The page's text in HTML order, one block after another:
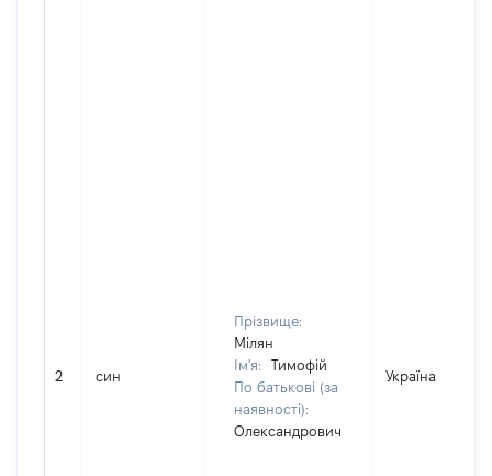
2 син
Прізвище:
Мілян
Ім'я:
Тимофій
По батькові (за
наявності):
Олександрович
Україна